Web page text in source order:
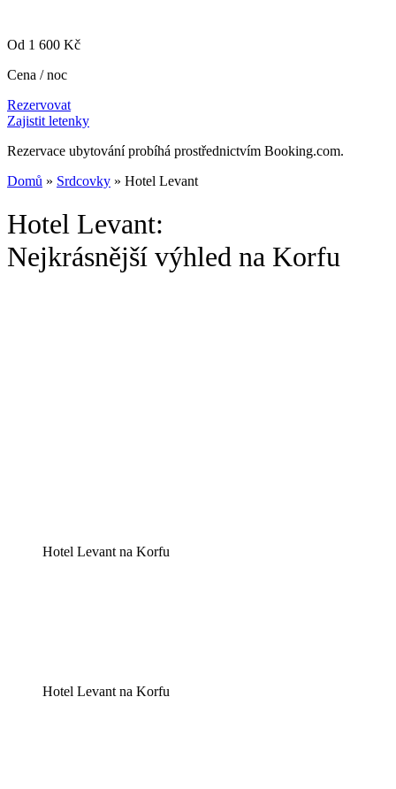
Od 1 600 Kč
Cena / noc
Rezervovat
Zajistit letenky
Rezervace ubytování probíhá prostřednictvím Booking.com.
Domů » Srdcovky » Hotel Levant
Hotel Levant:
Nejkrásnější výhled na Korfu
Hotel Levant na Korfu
Hotel Levant na Korfu